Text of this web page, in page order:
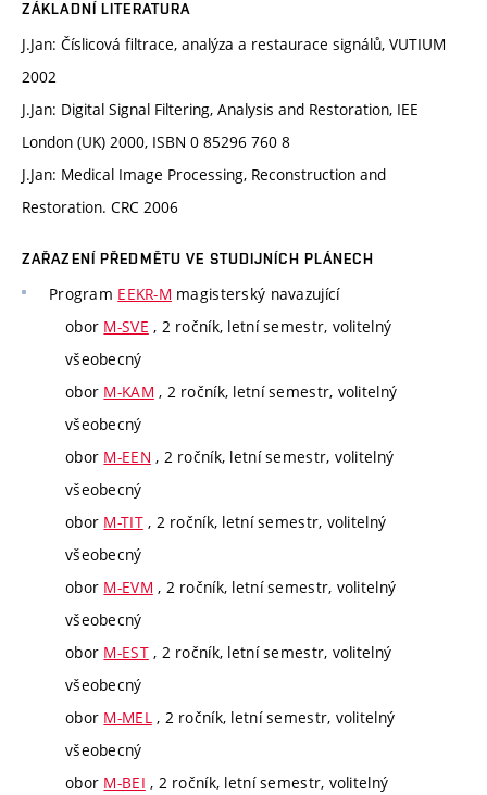
ZÁKLADNÍ LITERATURA
J.Jan: Číslicová filtrace, analýza a restaurace signálů, VUTIUM
2002
J.Jan: Digital Signal Filtering, Analysis and Restoration, IEE
London (UK) 2000, ISBN 0 85296 760 8
J.Jan: Medical Image Processing, Reconstruction and
Restoration. CRC 2006
ZAŘAZENÍ PŘEDMĚTU VE STUDIJNÍCH PLÁNECH
Program EEKR-M magisterský navazující
obor M-SVE , 2 ročník, letní semestr, volitelný
všeobecný
obor M-KAM , 2 ročník, letní semestr, volitelný
všeobecný
obor M-EEN , 2 ročník, letní semestr, volitelný
všeobecný
obor M-TIT, 2 ročník, letní semestr, volitelný
všeobecný
obor M-EVM , 2 ročník, letní semestr, volitelný
všeobecný
obor M-EST, 2 ročník, letní semestr, volitelný
všeobecný
obor M-MEL, 2 ročník, letní semestr, volitelný
všeobecný
obor M-BEI , 2 ročník, letní semestr, volitelný